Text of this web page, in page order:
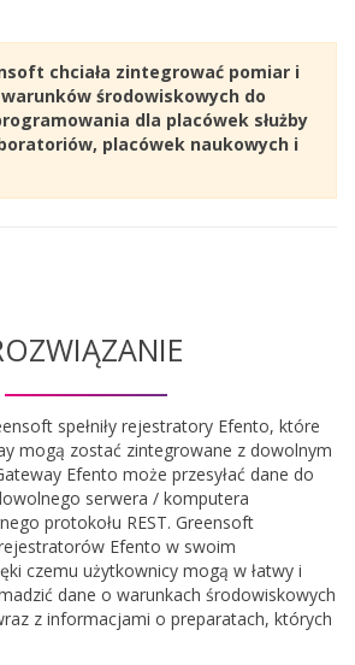
chciała zintegrować pomiar i
środowiskowych do
dla placówek służby
placówek naukowych i
spełniły rejestratory Efento, które
mogą zostać zintegrowane z dowolnym
Efento może przesyłać dane do
serwera / komputera
protokołu REST. Greensoft
Efento w swoim
czemu użytkownicy mogą w łatwy i
dane o warunkach środowiskowych
z informacjami o preparatach, których